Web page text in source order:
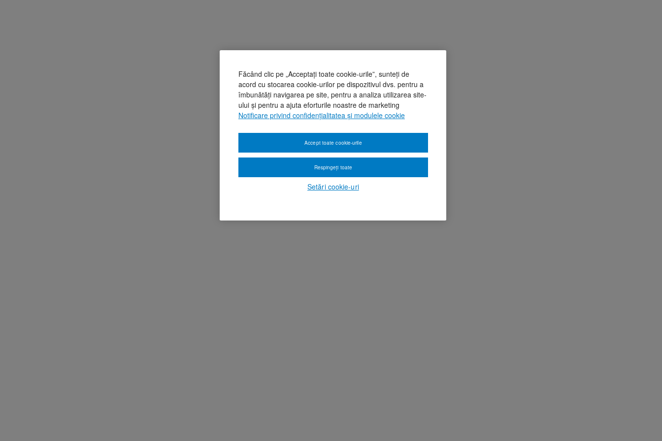
Făcând clic pe „Acceptați toate cookie-urile”, sunteți de
acord cu stocarea cookie-urilor pe dispozitivul dvs. pentru a
îmbunătăți navigarea pe site, pentru a analiza utilizarea site-
ului și pentru a ajuta eforturile noastre de marketing
Notificare privind confidențialitatea și modulele cookie
Setări cookie-uri
Respingeți toate
Accept toate cookie-urile